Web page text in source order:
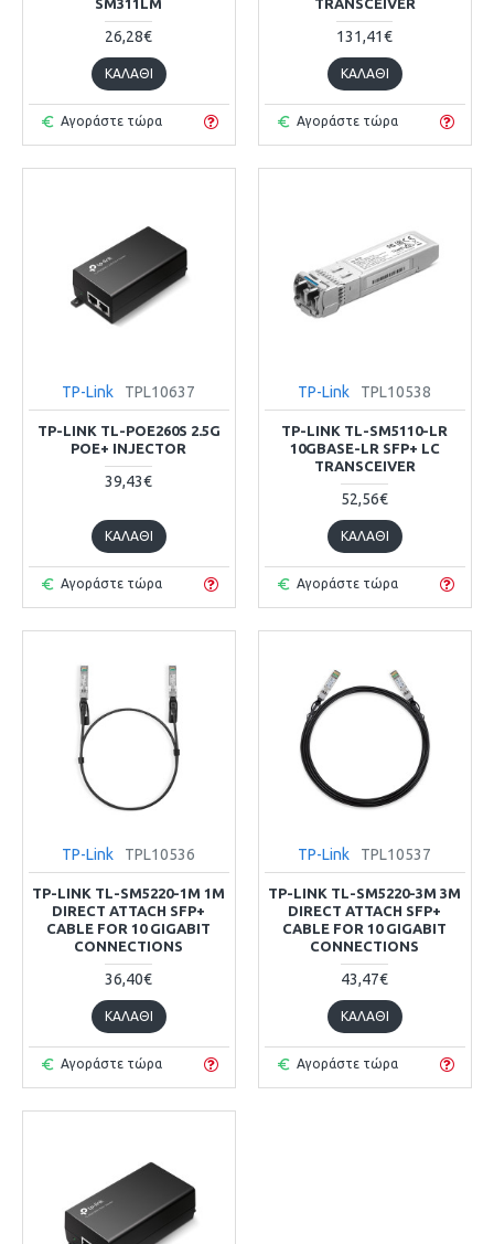
SM311LM
26,28€
ΚΑΛΆΘΙ
Αγοράστε τώρα
TRANSCEIVER
131,41€
ΚΑΛΆΘΙ
Αγοράστε τώρα
TP-Link TPL10637
TP-LINK TL-POE260S 2.5G
POE+ INJECTOR
39,43€
ΚΑΛΆΘΙ
Αγοράστε τώρα
TP-Link TPL10538
TP-LINK TL-SM5110-LR
10GBASE-LR SFP+ LC
TRANSCEIVER
52,56€
ΚΑΛΆΘΙ
Αγοράστε τώρα
TP-Link TPL10536
TP-LINK TL-SM5220-1M 1M
DIRECT ATTACH SFP+
CABLE FOR 10 GIGABIT
CONNECTIONS
36,40€
ΚΑΛΆΘΙ
Αγοράστε τώρα
TP-Link TPL10537
TP-LINK TL-SM5220-3M 3M
DIRECT ATTACH SFP+
CABLE FOR 10 GIGABIT
CONNECTIONS
43,47€
ΚΑΛΆΘΙ
Αγοράστε τώρα